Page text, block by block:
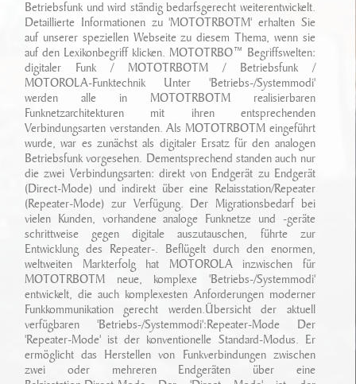
Betriebsfunk und wird ständig bedarfsgerecht weiterentwickelt.
Detaillierte Informationen zu 'MOTOTRBOTM' erhalten Sie
auf unserer speziellen Webseite zu diesem Thema, wenn sie
auf den Lexikonbegriff klicken. MOTOTRBO™ Begriffswelten:
digitaler Funk / MOTOTRBOTM / Betriebsfunk /
MOTOROLA-Funktechnik Unter 'Betriebs-/Systemmodi'
werden alle in MOTOTRBOTM realisierbaren
Funknetzarchitekturen mit ihren entsprechenden
Verbindungsarten verstanden. Als MOTOTRBOTM eingeführt
wurde, war es zunächst als digitaler Ersatz für den analogen
Betriebsfunk vorgesehen. Dementsprechend standen auch nur
die zwei Verbindungsarten: direkt von Endgerät zu Endgerät
(Direct-Mode) und indirekt über eine Relaisstation/Repeater
(Repeater-Mode) zur Verfügung. Der Migrationsbedarf bei
vielen Kunden, vorhandene analoge Funknetze und -geräte
schrittweise gegen digitale auszutauschen, führte zur
Entwicklung des Repeater-. Beflügelt durch den enormen,
weltweiten Markterfolg hat MOTOROLA inzwischen für
MOTOTRBOTM neue, komplexe 'Betriebs-/Systemmodi'
entwickelt, die auch komplexesten Anforderungen moderner
Funkkommunikation gerecht werden.Übersicht der aktuell
verfügbaren 'Betriebs-/Systemmodi':Repeater-Mode Der
'Repeater-Mode' ist der konventionelle Standard-Modus. Er
ermöglicht das Herstellen von Funkverbindungen zwischen
zwei oder mehreren Endgeräten über eine